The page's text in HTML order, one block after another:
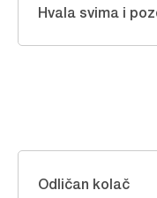
Hvala svima i
Odličan kolač